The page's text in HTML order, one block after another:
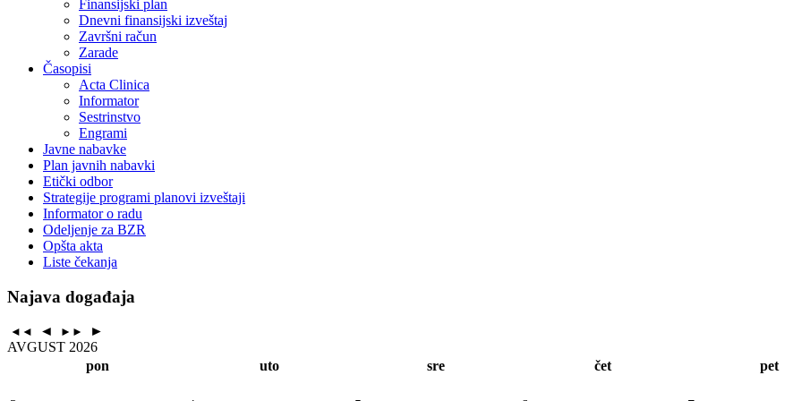
Finansijski plan
Dnevni finansijski izveštaj
Završni račun
Zarade
Časopisi
Acta Clinica
Informator
Sestrinstvo
Engrami
Javne nabavke
Plan javnih nabavki
Etički odbor
Strategije programi planovi izveštaji
Informator o radu
Odeljenje za BZR
Opšta akta
Liste čekanja
Najava događaja
◄◄ ◄ ►►
►
AVGUST 2026
pon
uto sre čet pet